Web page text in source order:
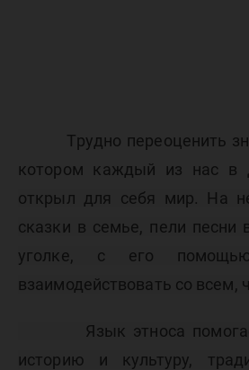
/
Трудно переоценить
котором каждый из нас в
открыл для себя мир. На
сказки в семье, пели песни
уголке, с его
взаимодействовать со всем,
Язык этноса помогает
историю и культуру,